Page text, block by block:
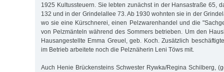
1925 Kultussteuern. Sie lebten zunächst in der Hansastraße 65,
132 und in der Grindelallee 73. Ab 1930 wohnten sie in der
wo sie eine Kürschnerei, einen Pelzwarenhandel und die
von Pelzmänteln während des Sommers betrieben. Um den
Hausangestellte Emma Greuel, geb. Koch. Zusätzlich
im Betrieb arbeitete noch die Pelznäherin Leni Töws mit.
Auch Henie Brückensteins Schwester Rywka/Regina Schilberg,